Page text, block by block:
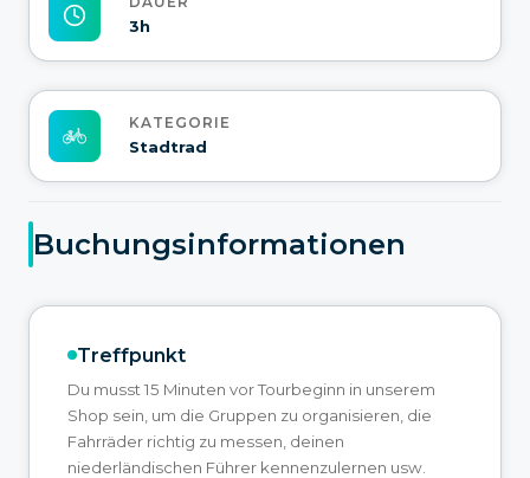
3h
KATEGORIE
Stadtrad
Buchungsinformationen
Treffpunkt
Du musst 15 Minuten vor Tourbeginn in unserem
Shop sein, um die Gruppen zu organisieren, die
Fahrräder richtig zu messen, deinen
niederländischen Führer kennenzulernen usw.